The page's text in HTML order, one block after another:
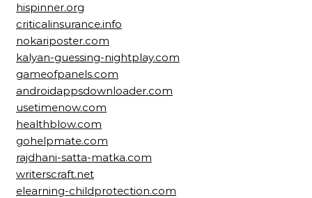
hispinner.org
criticalinsurance.info
nokariposter.com
kalyan-guessing-nightplay.com
gameofpanels.com
androidappsdownloader.com
usetimenow.com
healthblow.com
gohelpmate.com
rajdhani-satta-matka.com
writerscraft.net
elearning-childprotection.com